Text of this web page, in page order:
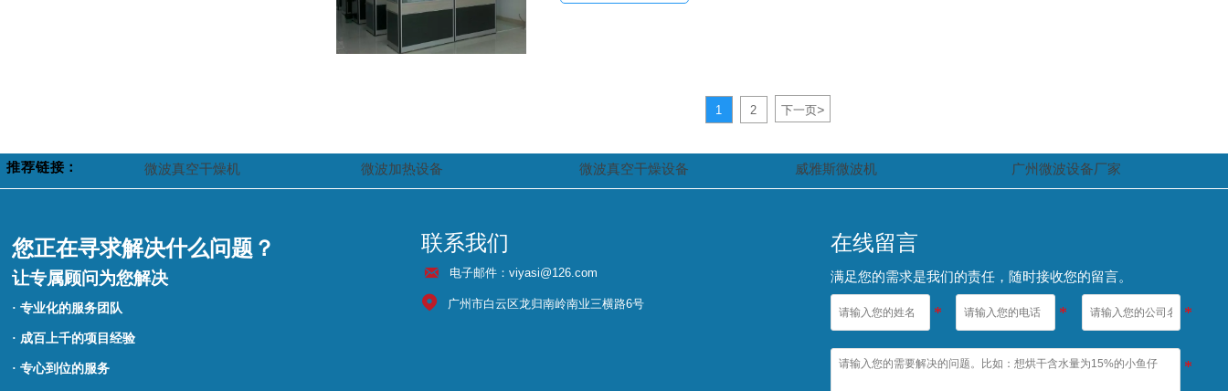
1 2 下一页>
推荐链接： 微波真空干燥机 微波加热设备 微波真空干燥设备 威雅斯微波机 广州微波设备厂家
您正在寻求解决什么问题？
让专属顾问为您解决
· 专业化的服务团队
· 成百上千的项目经验
· 专心到位的服务
联系我们
 电子邮件：viyasi@126.com
 广州市白云区龙归南岭南业三横路6号
在线留言
满足您的需求是我们的责任，随时接收您的留言。